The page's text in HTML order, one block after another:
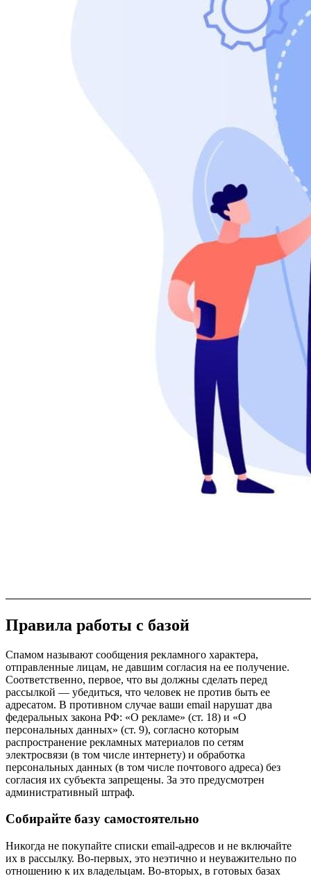
Правила работы с базой
Спамом называют сообщения рекламного характера,
отправленные лицам, не давшим согласия на ее получение.
Соответственно, первое, что вы должны сделать перед
рассылкой — убедиться, что человек не против быть ее
адресатом. В противном случае ваши email нарушат два
федеральных закона РФ: «О рекламе» (ст. 18) и «О
персональных данных» (ст. 9), согласно которым
распространение рекламных материалов по сетям
электросвязи (в том числе интернету) и обработка
персональных данных (в том числе почтового адреса) без
согласия их субъекта запрещены. За это предусмотрен
административный штраф.
Собирайте базу самостоятельно
Никогда не покупайте списки email-адресов и не включайте
их в рассылку. Во-первых, это неэтично и неуважительно по
отношению к их владельцам. Во-вторых, в готовых базах